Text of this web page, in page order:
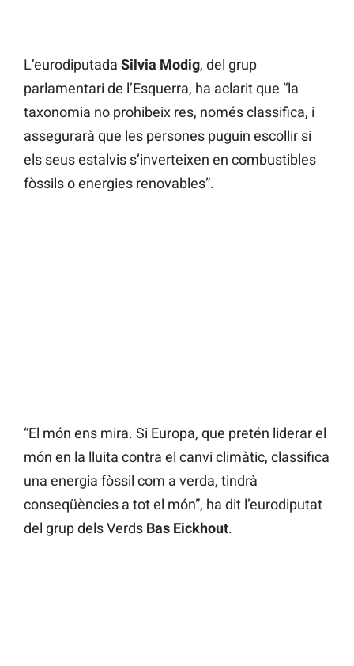
L’eurodiputada Silvia Modig, del grup
parlamentari de l’Esquerra, ha aclarit que “la
taxonomia no prohibeix res, només classifica, i
assegurarà que les persones puguin escollir si
els seus estalvis s’inverteixen en combustibles
fòssils o energies renovables”.
“El món ens mira. Si Europa, que pretén liderar el
món en la lluita contra el canvi climàtic, classifica
una energia fòssil com a verda, tindrà
conseqüències a tot el món”, ha dit l’eurodiputat
del grup dels Verds Bas Eickhout.